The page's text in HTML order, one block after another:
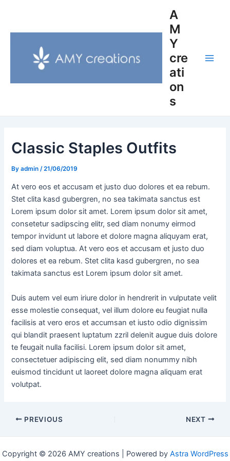
content
A
M
Y
cre
ati
on
s
Classic Staples Outfits
Byadmin/21/06/2019
At vero eos et accusam et justo duo dolores et ea rebum.
Stet clita kasd gubergren, no sea takimata sanctus est
Lorem ipsum dolor sit amet. Lorem ipsum dolor sit amet,
consetetur sadipscing elitr, sed diam nonumy eirmod
tempor invidunt ut labore et dolore magna aliquyam erat,
sed diam voluptua. At vero eos et accusam et justo duo
dolores et ea rebum. Stet clita kasd gubergren, no sea
takimata sanctus est Lorem ipsum dolor sit amet.
Duis autem vel eum iriure dolor in hendrerit in vulputate velit
esse molestie consequat, vel illum dolore eu feugiat nulla
facilisis at vero eros et accumsan et iusto odio dignissim
qui blandit praesent luptatum zzril delenit augue duis dolore
te feugait nulla facilisi. Lorem ipsum dolor sit amet,
consectetuer adipiscing elit, sed diam nonummy nibh
euismod tincidunt ut laoreet dolore magna aliquam erat
volutpat.
PREVIOUS NEXT
Copyright © 2026 AMY creations | Powered by Astra WordPress